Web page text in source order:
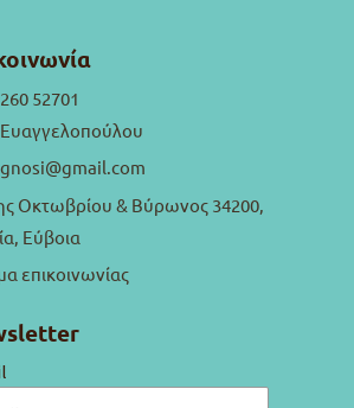
52701
Ευαγγελοπούλου
Οκτωβρίου & Βύρωνος 34200,
Εύβοια
επικοινωνίας